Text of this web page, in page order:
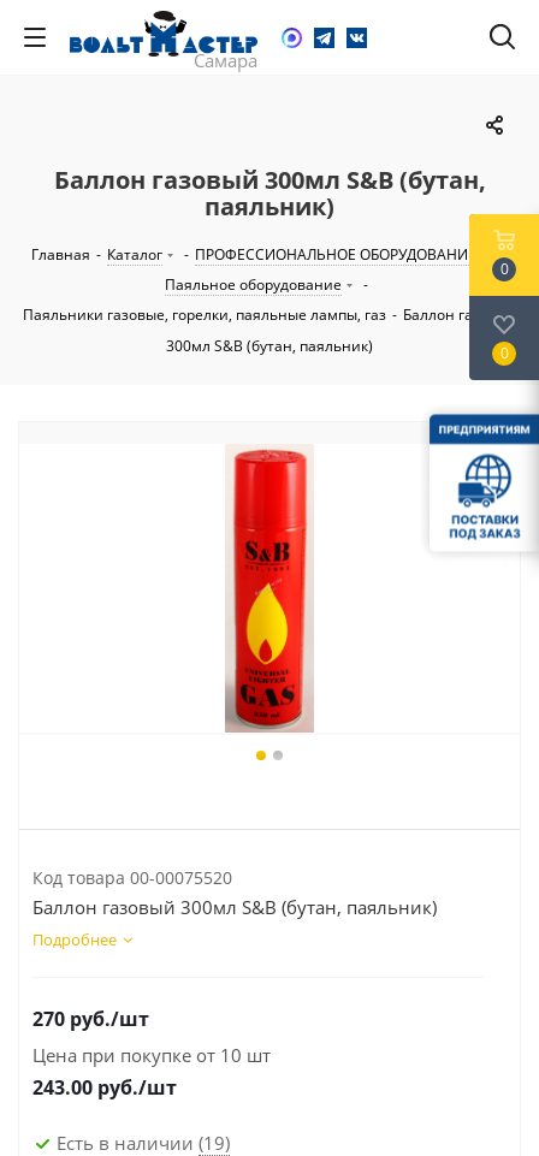
Баллон газовый 300мл S&B (бутан,
паяльник)
Главная - Каталог - ПРОФЕССИОНАЛЬНОЕ ОБОРУДОВАНИЕ
-
Паяльное оборудование
-
Паяльники газовые, горелки, паяльные лампы, газ - Баллон газовый
300мл S&B (бутан, паяльник)
Код товара 00-00075520
Баллон газовый 300мл S&B (бутан, паяльник)
Подробнее
270 руб./шт
Цена при покупке от 10 шт
243.00 руб./шт
Есть в наличии (19)
0
0